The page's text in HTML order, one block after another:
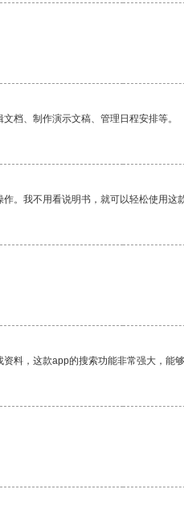
档、制作演示文稿、管理日程安排等。
。我不用看说明书，就可以轻松使用这
料，这款app的搜索功能非常强大，能够